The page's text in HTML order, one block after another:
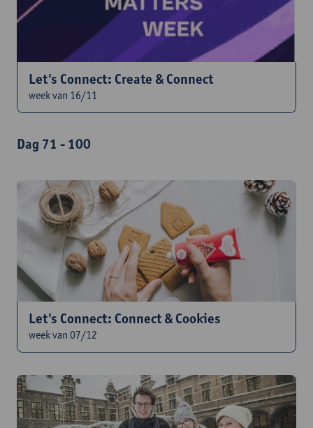
Let's Connect: Create & Connect
week van 16/11
Dag 71 - 100
Let's Connect: Connect & Cookies
week van 07/12